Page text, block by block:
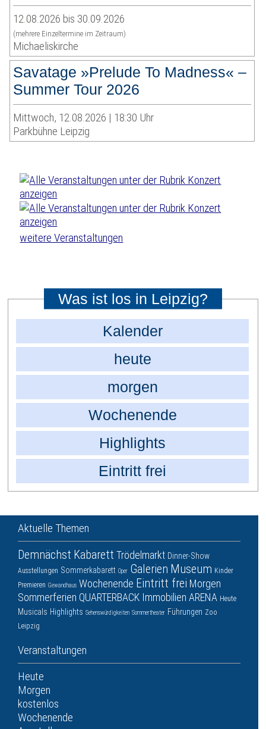
12.08.2026 bis 30.09.2026
(mehrere Einzeltermine im Zeitraum)
Michaeliskirche
Savatage »Prelude To Madness« –
Summer Tour 2026
Mittwoch, 12.08.2026 | 18:30 Uhr
Parkbühne Leipzig
weitere Veranstaltungen
Was ist los in Leipzig?
Kalender
heute
morgen
Wochenende
Highlights
Eintritt frei
Aktuelle Themen
Demnächst Kabarett Trödelmarkt Dinner-Show
Ausstellungen Sommerkabarett Oper Galerien Museum Kinder
Premieren Gewandhaus Wochenende Eintritt frei Morgen
Sommerferien QUARTERBACK Immobilien ARENA Heute
Musicals Highlights Sehenswürdigkeiten Sommertheater Führungen Zoo
Leipzig
Veranstaltungen
Heute
Morgen
kostenlos
Wochenende